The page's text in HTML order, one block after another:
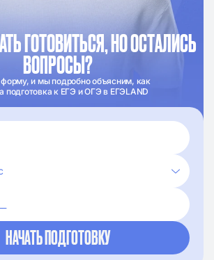
ГОТОВИТЬСЯ, НО ОСТАЛИСЬ
ВОПРОСЫ?
и мы подробно объясним, как
подготовка к ЕГЭ и ОГЭ в ЕГЭLAND